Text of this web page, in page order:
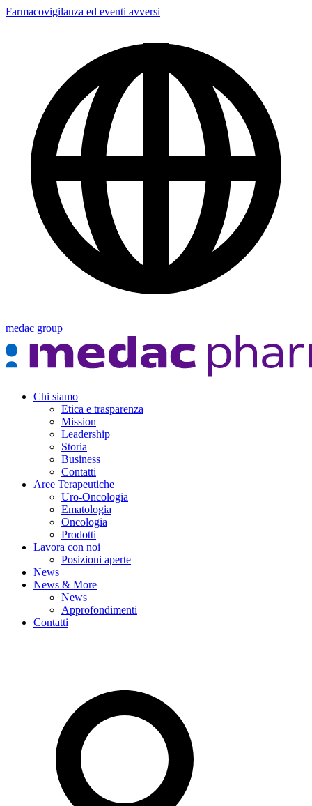
Farmacovigilanza ed eventi avversi
medac group
Chi siamo
Etica e trasparenza
Mission
Leadership
Storia
Business
Contatti
Aree Terapeutiche
Uro-Oncologia
Ematologia
Oncologia
Prodotti
Lavora con noi
Posizioni aperte
News
News & More
News
Approfondimenti
Contatti